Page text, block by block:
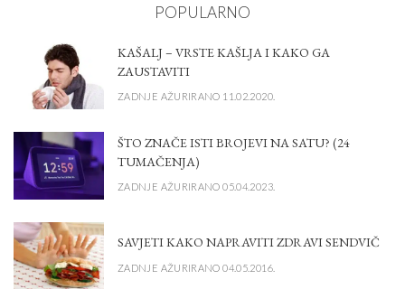
POPULARNO
KAŠALJ – VRSTE KAŠLJA I KAKO GA
ZAUSTAVITI
ZADNJE AŽURIRANO 11.02.2020.
ŠTO ZNAČE ISTI BROJEVI NA SATU? (24
TUMAČENJA)
ZADNJE AŽURIRANO 05.04.2023.
SAVJETI KAKO NAPRAVITI ZDRAVI SENDVIČ
ZADNJE AŽURIRANO 04.05.2016.